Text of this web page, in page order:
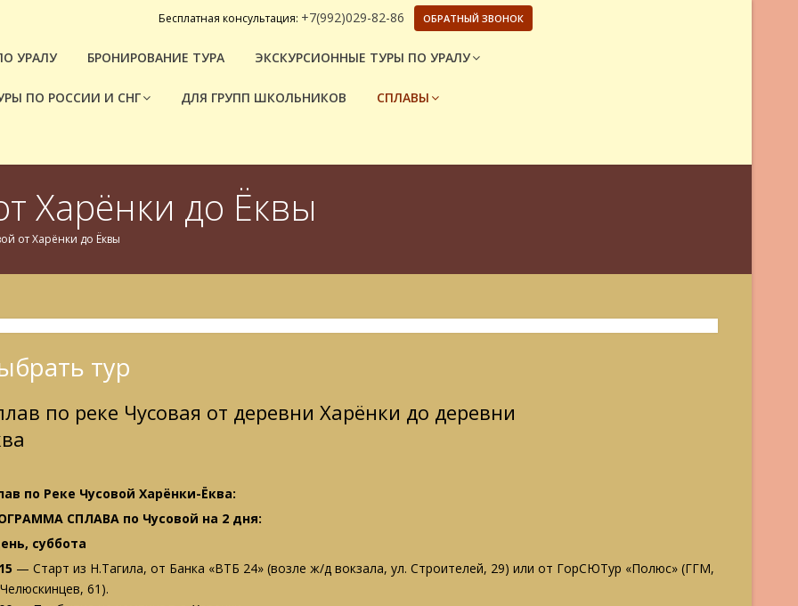
Бесплатная консультация: +7(992)029-82-86 ОБРАТНЫЙ ЗВОНОК
УРАЛУ БРОНИРОВАНИЕ ТУРА ЭКСКУРСИОННЫЕ ТУРЫ ПО УРАЛУ
ПО РОССИИ И СНГ ДЛЯ ГРУПП ШКОЛЬНИКОВ СПЛАВЫ
Харёнки до Ёквы
от Харёнки до Ёквы
тур
по реке Чусовая от деревни Харёнки до деревни
по Реке Чусовой Харёнки-Ёква:
СПЛАВА по Чусовой на 2 дня:
суббота
— Старт из Н.Тагила, от Банка «ВТБ 24» (возле ж/д вокзала, ул. Строителей, 29) или от ГорСЮТур «Полюс» (ГГМ,
61).